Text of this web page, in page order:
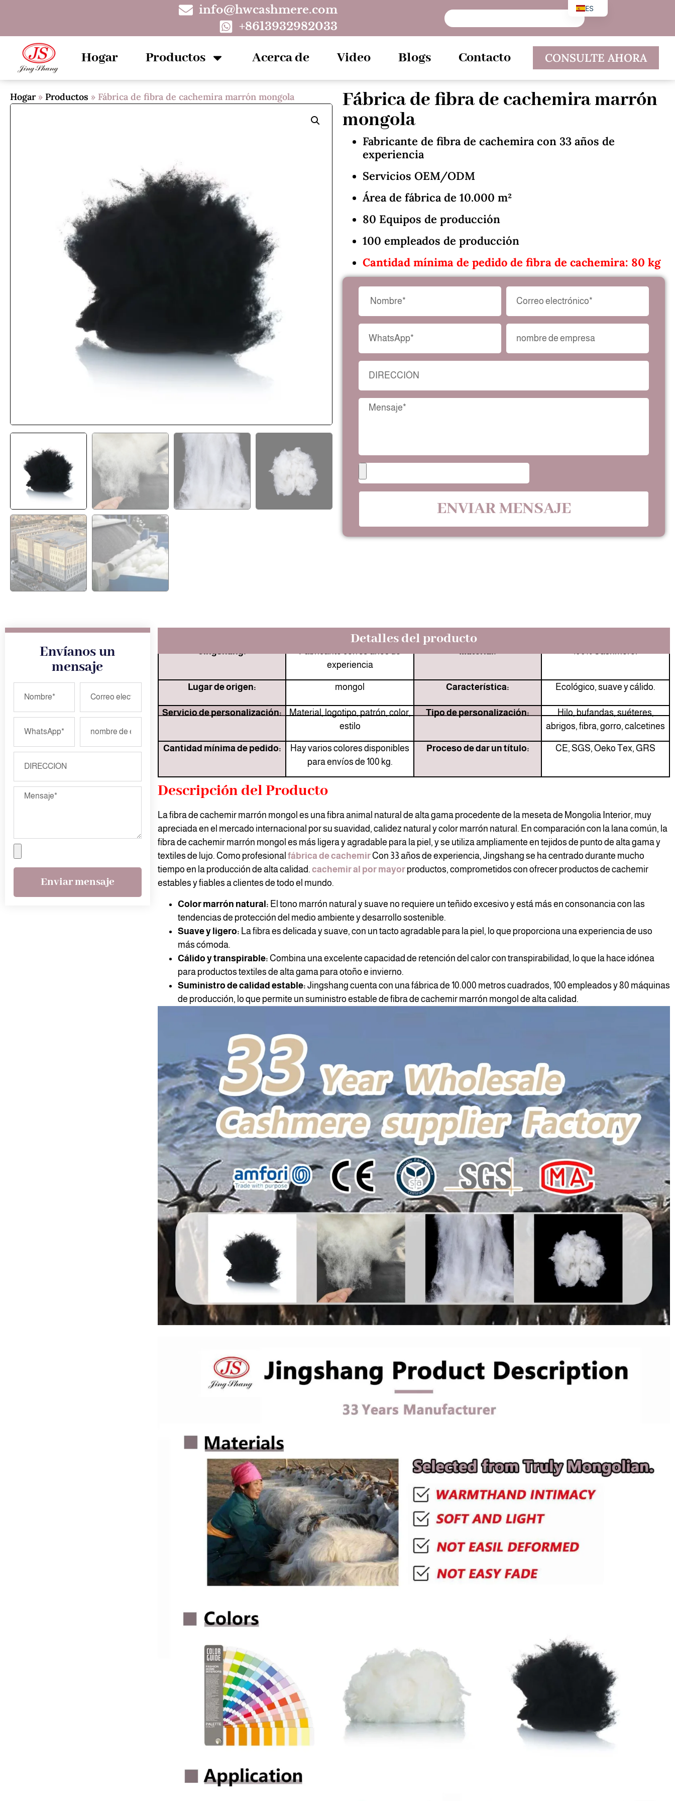
info@hwcashmere.com
+8613932982033
Hogar Productos Acerca de Video Blogs Contacto CONSULTE AHORA
Hogar» Productos » Fábrica de fibra de cachemira marrón mongola
Fábrica de fibra de cachemira marrón
mongola
Fabricante de fibra de cachemira con 33 años de
experiencia
Servicios OEM/ODM
Área de fábrica de 10.000 m²
80 Equipos de producción
100 empleados de producción
Cantidad mínima de pedido de fibra de cachemira: 80 kg
ENVIAR MENSAJE
Envíanos un
mensaje
Enviar mensaje
Detalles del producto
experiencia
Lugar de origen: mongol Característica: Ecológico, suave y cálido.
Servicio de personalización:
Material, logotipo, patrón, color,
estilo
Tipo de personalización:
Hilo, bufandas, suéteres,
abrigos, fibra, gorro, calcetines
Cantidad mínima de pedido:
Hay varios colores disponibles
para envíos de 100 kg.
Proceso de dar un título: CE, SGS, Oeko Tex, GRS
Descripción del Producto
La fibra de cachemir marrón mongol es una fibra animal natural de alta gama procedente de la meseta de Mongolia Interior, muy
apreciada en el mercado internacional por su suavidad, calidez natural y color marrón natural. En comparación con la lana común, la
fibra de cachemir marrón mongol es más ligera y agradable para la piel, y se utiliza ampliamente en tejidos de punto de alta gama y
textiles de lujo. Como profesional fábrica de cachemirCon 33 años de experiencia, Jingshang se ha centrado durante mucho
tiempo en la producción de alta calidad. cachemir al por mayorproductos, comprometidos con ofrecer productos de cachemir
estables y fiables a clientes de todo el mundo.
Color marrón natural: El tono marrón natural y suave no requiere un teñido excesivo y está más en consonancia con las
tendencias de protección del medio ambiente y desarrollo sostenible.
Suave y ligero: La fibra es delicada y suave, con un tacto agradable para la piel, lo que proporciona una experiencia de uso
más cómoda.
Cálido y transpirable: Combina una excelente capacidad de retención del calor con transpirabilidad, lo que la hace idónea
para productos textiles de alta gama para otoño e invierno.
Suministro de calidad estable: Jingshang cuenta con una fábrica de 10.000 metros cuadrados, 100 empleados y 80 máquinas
de producción, lo que permite un suministro estable de fibra de cachemir marrón mongol de alta calidad.
ES